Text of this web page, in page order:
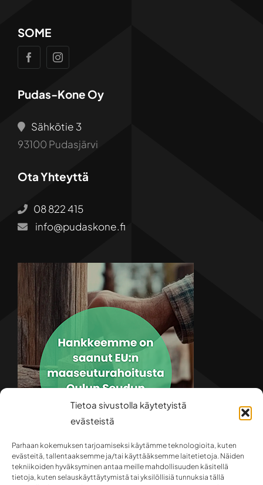
Tietoa sivustolla käytetyistä
evästeistä
Parhaan kokemuksen tarjoamiseksi käytämme teknologioita, kuten
evästeitä, tallentaaksemme ja/tai käyttääksemme laitetietoja. Näiden
tekniikoiden hyväksyminen antaa meille mahdollisuuden käsitellä
tietoja, kuten selauskäyttäytymistä tai yksilöllisiä tunnuksia tällä
SOME
Pudas-Kone Oy
Sähkötie 3
93100 Pudasjärvi
Ota Yhteyttä
08 822 415
info@pudaskone.fi